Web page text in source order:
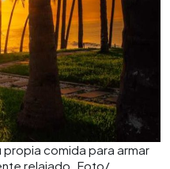
propia comida para armar
relajado. Foto/